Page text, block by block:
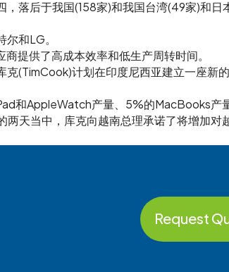
落后于我国(158家)和我国台湾(49家)和
和LG。
提供了高成本效率和低生产周转时间。
(TimCook)计划在印度尼西亚建立一座新
和AppleWatch产量、5%的MacBooks产
天当中，库克向越南总理承诺了将增加对
Request